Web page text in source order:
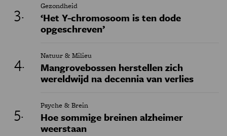
Gezondheid
‘Het Y-chromosoom is ten dode
opgeschreven’
Natuur & Milieu
Mangrovebossen herstellen zich
wereldwijd na decennia van verlies
Psyche & Brein
Hoe sommige breinen alzheimer
weerstaan